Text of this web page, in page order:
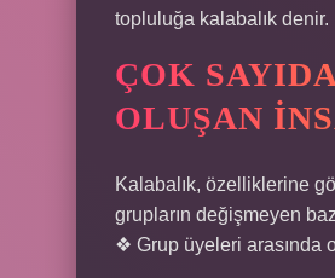
topluluğa kalabalık denir.
ÇOK
OLUŞAN
Kalabalık, özelliklerine
grupların değişmeyen
❖ Grup üyeleri arasında